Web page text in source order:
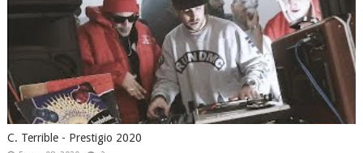
C. Terrible - Prestigio 2020